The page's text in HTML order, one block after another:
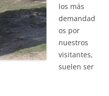
los más
demandad
os por
nuestros
visitantes,
suelen ser